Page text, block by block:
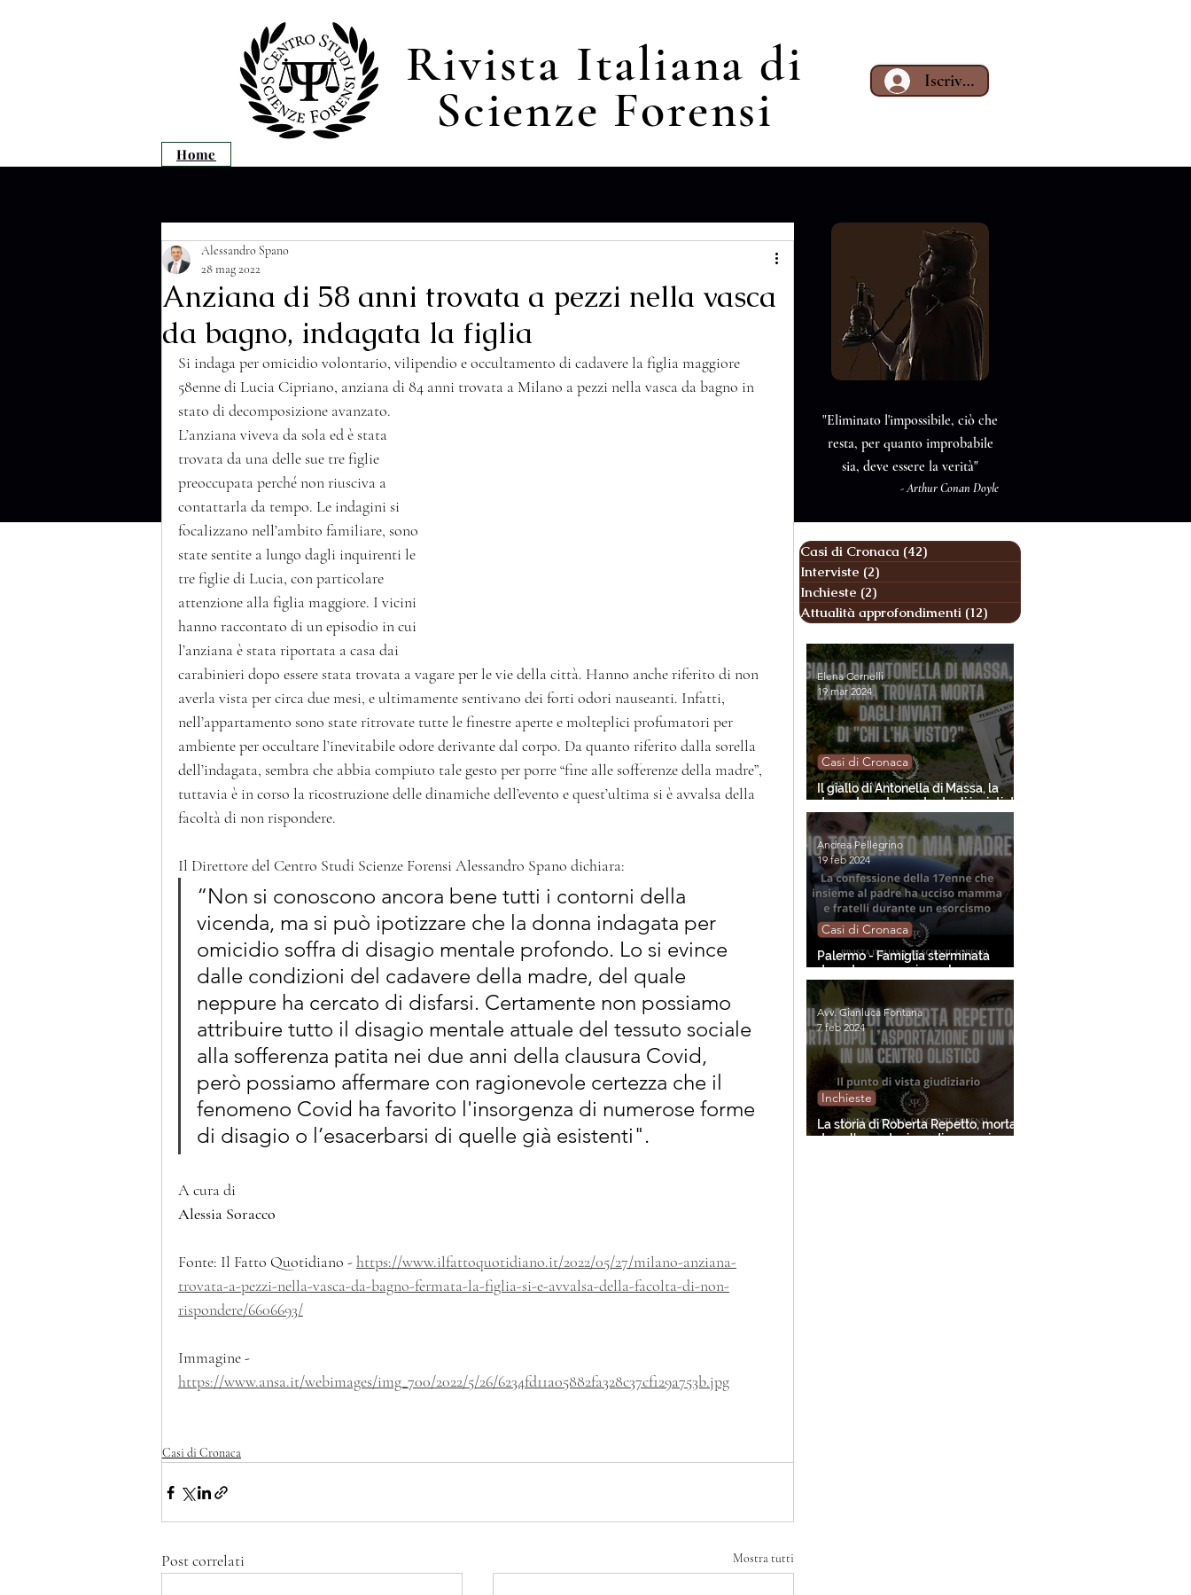
Rivista Italiana di
Scienze Forensi Iscriviti
Home
"Eliminato l'impossibile, ciò che
resta, per quanto improbabile
sia, deve essere la verità"
- Arthur Conan Doyle
Casi di Cronaca (42)
Interviste (2)
Inchieste (2)
Attualità approfondimenti (12) 12 post
Il giallo di Antonella di Massa, la
donna trovata morta dagli inviati di
"Chi l'ha visto?"
Casi di Cronaca
Elena Cornelli
19 mar 2024
Palermo - Famiglia sterminata
durante un esorcismo. La
confessione della minore
sopravvissuta.
Casi di Cronaca
Andrea Pellegrino
19 feb 2024
La storia di Roberta Repetto, morta
dopo l'asportazione di un neo in un
Inchieste
Avv. Gianluca Fontana
7 feb 2024
Anziana di 58 anni trovata a pezzi nella vasca
da bagno, indagata la figlia
Alessandro Spano
28 mag 2022
Si indaga per omicidio volontario, vilipendio e occultamento di cadavere la figlia maggiore
58enne di Lucia Cipriano, anziana di 84 anni trovata a Milano a pezzi nella vasca da bagno in
stato di decomposizione avanzato.
L’anziana viveva da sola ed è stata
trovata da una delle sue tre figlie
preoccupata perché non riusciva a
contattarla da tempo. Le indagini si
focalizzano nell’ambito familiare, sono
state sentite a lungo dagli inquirenti le
tre figlie di Lucia, con particolare
attenzione alla figlia maggiore. I vicini
hanno raccontato di un episodio in cui
l’anziana è stata riportata a casa dai
carabinieri dopo essere stata trovata a vagare per le vie della città. Hanno anche riferito di non
averla vista per circa due mesi, e ultimamente sentivano dei forti odori nauseanti. Infatti,
nell’appartamento sono state ritrovate tutte le finestre aperte e molteplici profumatori per
ambiente per occultare l’inevitabile odore derivante dal corpo. Da quanto riferito dalla sorella
dell’indagata, sembra che abbia compiuto tale gesto per porre “fine alle sofferenze della madre”,
tuttavia è in corso la ricostruzione delle dinamiche dell’evento e quest’ultima si è avvalsa della
facoltà di non rispondere.
Il Direttore del Centro Studi Scienze Forensi Alessandro Spano dichiara:
“Non si conoscono ancora bene tutti i contorni della
vicenda, ma si può ipotizzare che la donna indagata per
omicidio soffra di disagio mentale profondo. Lo si evince
dalle condizioni del cadavere della madre, del quale
neppure ha cercato di disfarsi. Certamente non possiamo
attribuire tutto il disagio mentale attuale del tessuto sociale
alla sofferenza patita nei due anni della clausura Covid,
però possiamo affermare con ragionevole certezza che il
fenomeno Covid ha favorito l'insorgenza di numerose forme
di disagio o l’esacerbarsi di quelle già esistenti".
A cura di
Alessia Soracco
Fonte: Il Fatto Quotidiano - https://www.ilfattoquotidiano.it/2022/05/27/milano-anziana-
trovata-a-pezzi-nella-vasca-da-bagno-fermata-la-figlia-si-e-avvalsa-della-facolta-di-non-
rispondere/6606693/
Immagine -
https://www.ansa.it/webimages/img_700/2022/5/26/6234fd11a05882fa328c37cf129a753b.jpg
Casi di Cronaca
Post correlati Mostra tutti